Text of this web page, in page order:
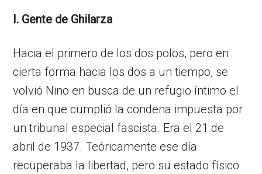
I. Gente de Ghilarza
Hacia el primero de los dos polos, pero en
cierta forma hacia los dos a un tiempo, se
volvió Nino en busca de un refugio íntimo el
día en que cumplió la condena impuesta por
un tribunal especial fascista. Era el 21 de
abril de 1937. Teóricamente ese día
recuperaba la libertad, pero su estado físico